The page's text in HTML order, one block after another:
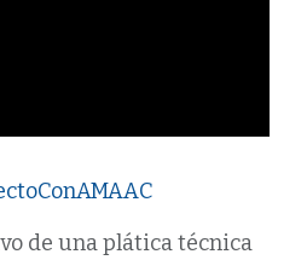
de una plática técnica